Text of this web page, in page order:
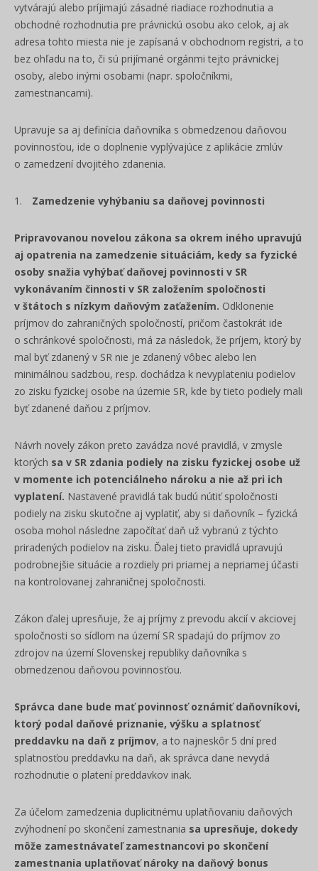
vytvárajú alebo príjimajú zásadné riadiace rozhodnutia a
obchodné rozhodnutia pre právnickú osobu ako celok, aj ak
adresa tohto miesta nie je zapísaná v obchodnom registri, a to
bez ohľadu na to, či sú prijímané orgánmi tejto právnickej
osoby, alebo inými osobami (napr. spoločníkmi,
zamestnancami).
Upravuje sa aj definícia daňovníka s obmedzenou daňovou
povinnosťou, ide o doplnenie vyplývajúce z aplikácie zmlúv
o zamedzení dvojitého zdanenia.
Zamedzenie vyhýbaniu sa daňovej povinnosti
Pripravovanou novelou zákona sa okrem iného upravujú
aj opatrenia na zamedzenie situáciám, kedy sa fyzické
osoby snažia vyhýbať daňovej povinnosti v SR
vykonávaním činnosti v SR založením spoločnosti
v štátoch s nízkym daňovým zaťažením. Odklonenie
príjmov do zahraničných spoločností, pričom častokrát ide
o schránkové spoločnosti, má za následok, že príjem, ktorý by
mal byť zdanený v SR nie je zdanený vôbec alebo len
minimálnou sadzbou, resp. dochádza k nevyplateniu podielov
zo zisku fyzickej osobe na územie SR, kde by tieto podiely mali
byť zdanené daňou z príjmov.
Návrh novely zákon preto zavádza nové pravidlá, v zmysle
ktorých sa v SR zdania podiely na zisku fyzickej osobe už
v momente ich potenciálneho nároku a nie až pri ich
vyplatení. Nastavené pravidlá tak budú nútiť spoločnosti
podiely na zisku skutočne aj vyplatiť, aby si daňovník – fyzická
osoba mohol následne započítať daň už vybranú z týchto
priradených podielov na zisku. Ďalej tieto pravidlá upravujú
podrobnejšie situácie a rozdiely pri priamej a nepriamej účasti
na kontrolovanej zahraničnej spoločnosti.
Zákon ďalej upresňuje, že aj príjmy z prevodu akcií v akciovej
spoločnosti so sídlom na území SR spadajú do príjmov zo
zdrojov na území Slovenskej republiky daňovníka s
obmedzenou daňovou povinnosťou.
Správca dane bude mať povinnosť oznámiť daňovníkovi,
ktorý podal daňové priznanie, výšku a splatnosť
preddavku na daň z príjmov, a to najneskôr 5 dní pred
splatnosťou preddavku na daň, ak správca dane nevydá
rozhodnutie o platení preddavkov inak.
Za účelom zamedzenia duplicitnému uplatňovaniu daňových
zvýhodnení po skončení zamestnania sa upresňuje, dokedy
môže zamestnávateľ zamestnancovi po skončení
zamestnania uplatňovať nároky na daňový bonus